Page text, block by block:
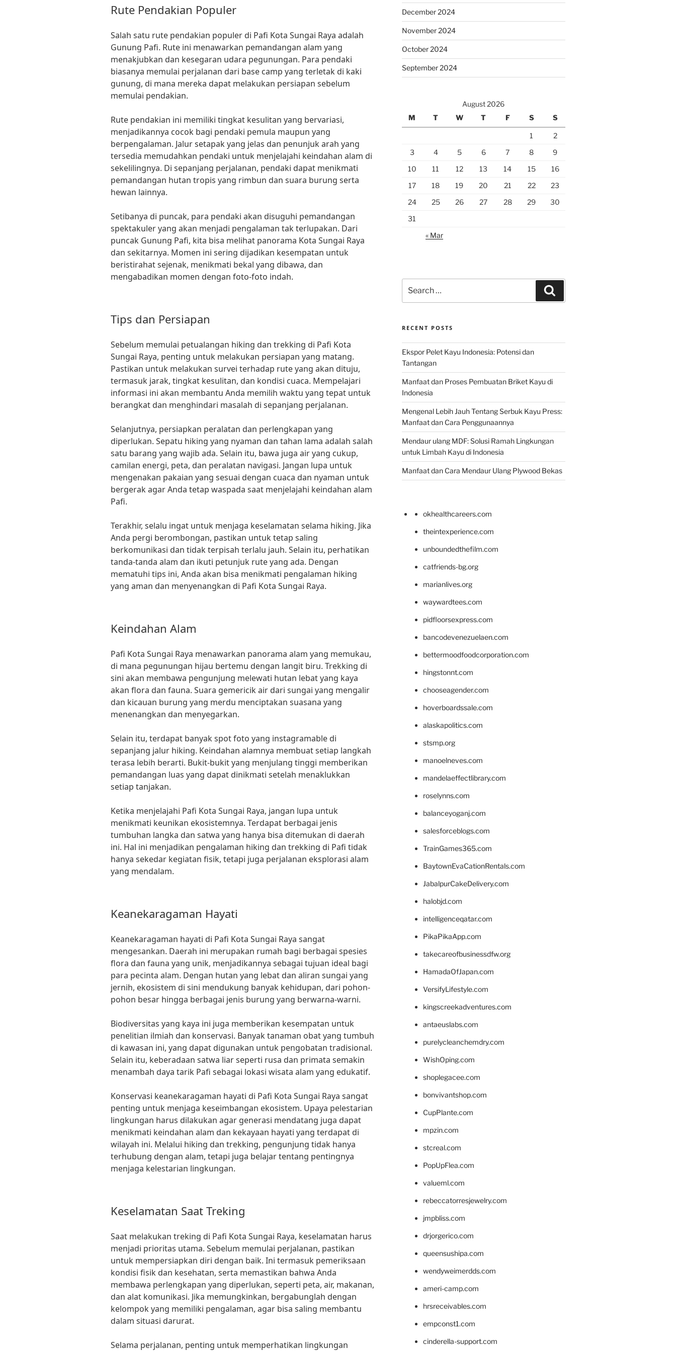
Rute Pendakian Populer
Salah satu rute pendakian populer di Pafi Kota Sungai Raya adalah
Gunung Pafi. Rute ini menawarkan pemandangan alam yang
menakjubkan dan kesegaran udara pegunungan. Para pendaki
biasanya memulai perjalanan dari base camp yang terletak di kaki
gunung, di mana mereka dapat melakukan persiapan sebelum
memulai pendakian.
Rute pendakian ini memiliki tingkat kesulitan yang bervariasi,
menjadikannya cocok bagi pendaki pemula maupun yang
berpengalaman. Jalur setapak yang jelas dan penunjuk arah yang
tersedia memudahkan pendaki untuk menjelajahi keindahan alam di
sekelilingnya. Di sepanjang perjalanan, pendaki dapat menikmati
pemandangan hutan tropis yang rimbun dan suara burung serta
hewan lainnya.
Setibanya di puncak, para pendaki akan disuguhi pemandangan
spektakuler yang akan menjadi pengalaman tak terlupakan. Dari
puncak Gunung Pafi, kita bisa melihat panorama Kota Sungai Raya
dan sekitarnya. Momen ini sering dijadikan kesempatan untuk
beristirahat sejenak, menikmati bekal yang dibawa, dan
mengabadikan momen dengan foto-foto indah.
Tips dan Persiapan
Sebelum memulai petualangan hiking dan trekking di Pafi Kota
Sungai Raya, penting untuk melakukan persiapan yang matang.
Pastikan untuk melakukan survei terhadap rute yang akan dituju,
termasuk jarak, tingkat kesulitan, dan kondisi cuaca. Mempelajari
informasi ini akan membantu Anda memilih waktu yang tepat untuk
berangkat dan menghindari masalah di sepanjang perjalanan.
Selanjutnya, persiapkan peralatan dan perlengkapan yang
diperlukan. Sepatu hiking yang nyaman dan tahan lama adalah salah
satu barang yang wajib ada. Selain itu, bawa juga air yang cukup,
camilan energi, peta, dan peralatan navigasi. Jangan lupa untuk
mengenakan pakaian yang sesuai dengan cuaca dan nyaman untuk
bergerak agar Anda tetap waspada saat menjelajahi keindahan alam
Pafi.
Terakhir, selalu ingat untuk menjaga keselamatan selama hiking. Jika
Anda pergi berombongan, pastikan untuk tetap saling
berkomunikasi dan tidak terpisah terlalu jauh. Selain itu, perhatikan
tanda-tanda alam dan ikuti petunjuk rute yang ada. Dengan
mematuhi tips ini, Anda akan bisa menikmati pengalaman hiking
yang aman dan menyenangkan di Pafi Kota Sungai Raya.
Keindahan Alam
Pafi Kota Sungai Raya menawarkan panorama alam yang memukau,
di mana pegunungan hijau bertemu dengan langit biru. Trekking di
sini akan membawa pengunjung melewati hutan lebat yang kaya
akan flora dan fauna. Suara gemericik air dari sungai yang mengalir
dan kicauan burung yang merdu menciptakan suasana yang
menenangkan dan menyegarkan.
Selain itu, terdapat banyak spot foto yang instagramable di
sepanjang jalur hiking. Keindahan alamnya membuat setiap langkah
terasa lebih berarti. Bukit-bukit yang menjulang tinggi memberikan
pemandangan luas yang dapat dinikmati setelah menaklukkan
setiap tanjakan.
Ketika menjelajahi Pafi Kota Sungai Raya, jangan lupa untuk
menikmati keunikan ekosistemnya. Terdapat berbagai jenis
tumbuhan langka dan satwa yang hanya bisa ditemukan di daerah
ini. Hal ini menjadikan pengalaman hiking dan trekking di Pafi tidak
hanya sekedar kegiatan fisik, tetapi juga perjalanan eksplorasi alam
yang mendalam.
Keanekaragaman Hayati
Keanekaragaman hayati di Pafi Kota Sungai Raya sangat
mengesankan. Daerah ini merupakan rumah bagi berbagai spesies
flora dan fauna yang unik, menjadikannya sebagai tujuan ideal bagi
para pecinta alam. Dengan hutan yang lebat dan aliran sungai yang
jernih, ekosistem di sini mendukung banyak kehidupan, dari pohon-
pohon besar hingga berbagai jenis burung yang berwarna-warni.
Biodiversitas yang kaya ini juga memberikan kesempatan untuk
penelitian ilmiah dan konservasi. Banyak tanaman obat yang tumbuh
di kawasan ini, yang dapat digunakan untuk pengobatan tradisional.
Selain itu, keberadaan satwa liar seperti rusa dan primata semakin
menambah daya tarik Pafi sebagai lokasi wisata alam yang edukatif.
Konservasi keanekaragaman hayati di Pafi Kota Sungai Raya sangat
penting untuk menjaga keseimbangan ekosistem. Upaya pelestarian
lingkungan harus dilakukan agar generasi mendatang juga dapat
menikmati keindahan alam dan kekayaan hayati yang terdapat di
wilayah ini. Melalui hiking dan trekking, pengunjung tidak hanya
terhubung dengan alam, tetapi juga belajar tentang pentingnya
menjaga kelestarian lingkungan.
Keselamatan Saat Treking
Saat melakukan treking di Pafi Kota Sungai Raya, keselamatan harus
menjadi prioritas utama. Sebelum memulai perjalanan, pastikan
untuk mempersiapkan diri dengan baik. Ini termasuk pemeriksaan
kondisi fisik dan kesehatan, serta memastikan bahwa Anda
membawa perlengkapan yang diperlukan, seperti peta, air, makanan,
dan alat komunikasi. Jika memungkinkan, bergabunglah dengan
kelompok yang memiliki pengalaman, agar bisa saling membantu
dalam situasi darurat.
Selama perjalanan, penting untuk memperhatikan lingkungan
December 2024
November 2024
October 2024
September 2024
August 2026
M
T W T F S S
1
2
3
4 5 6 7 8
9
10
11 12 13 14 15
16
17
18 19 20 21 22
23
24
25 26 27 28 29
30
31
« Mar
for:
RECENT POSTS
Ekspor Pelet Kayu Indonesia: Potensi dan
Tantangan
Manfaat dan Proses Pembuatan Briket Kayu di
Indonesia
Mengenal Lebih Jauh Tentang Serbuk Kayu Press:
Manfaat dan Cara Penggunaannya
Mendaur ulang MDF: Solusi Ramah Lingkungan
untuk Limbah Kayu di Indonesia
Manfaat dan Cara Mendaur Ulang Plywood Bekas
okhealthcareers.com
theintexperience.com
unboundedthefilm.com
catfriends-bg.org
marianlives.org
waywardtees.com
pidfloorsexpress.com
bancodevenezuelaen.com
bettermoodfoodcorporation.com
hingstonnt.com
chooseagender.com
hoverboardssale.com
alaskapolitics.com
stsmp.org
manoelneves.com
mandelaeffectlibrary.com
roselynns.com
balanceyoganj.com
salesforceblogs.com
TrainGames365.com
BaytownEvaCationRentals.com
JabalpurCakeDelivery.com
halobjd.com
intelligenceqatar.com
PikaPikaApp.com
takecareofbusinessdfw.org
HamadaOfJapan.com
VersifyLifestyle.com
kingscreekadventures.com
antaeuslabs.com
purelycleanchemdry.com
WishOping.com
shoplegacee.com
bonvivantshop.com
CupPlante.com
mpzin.com
stcreal.com
PopUpFlea.com
valueml.com
rebeccatorresjewelry.com
jmpbliss.com
drjorgerico.com
queensushipa.com
wendyweimerdds.com
ameri-camp.com
hrsreceivables.com
empconst1.com
cinderella-support.com